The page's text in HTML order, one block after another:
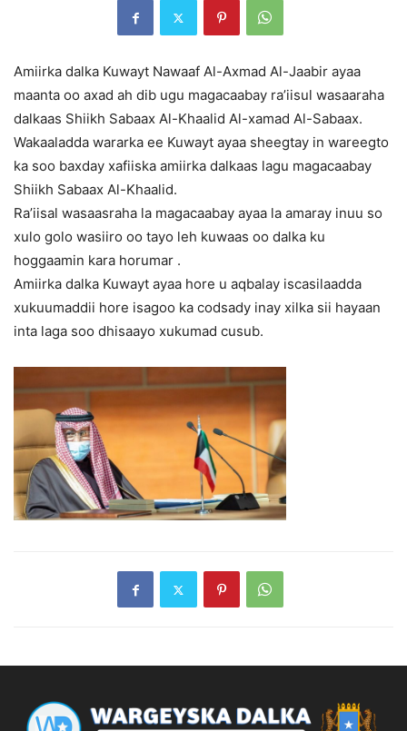
Amiirka dalka Kuwayt Nawaaf Al-Axmad Al-Jaabir ayaa
maanta oo axad ah dib ugu magacaabay ra’iisul wasaaraha
dalkaas Shiikh Sabaax Al-Khaalid Al-xamad Al-Sabaax.
Wakaaladda wararka ee Kuwayt ayaa sheegtay in wareegto
ka soo baxday xafiiska amiirka dalkaas lagu magacaabay
Shiikh Sabaax Al-Khaalid.
Ra’iisal wasaasraha la magacaabay ayaa la amaray inuu so
xulo golo wasiiro oo tayo leh kuwaas oo dalka ku
hoggaamin kara horumar .
Amiirka dalka Kuwayt ayaa hore u aqbalay iscasilaadda
xukuumaddii hore isagoo ka codsady inay xilka sii hayaan
inta laga soo dhisaayo xukumad cusub.